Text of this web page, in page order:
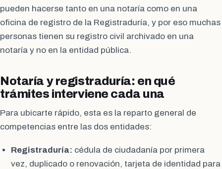
pueden hacerse tanto en una notaría como en una
oficina de registro de la Registraduría, y por eso muchas
personas tienen su registro civil archivado en una
notaría y no en la entidad pública.
Notaría y registraduría: en qué
trámites interviene cada una
Para ubicarte rápido, esta es la reparto general de
competencias entre las dos entidades:
Registraduría: cédula de ciudadanía por primera
vez, duplicado o renovación, tarjeta de identidad para